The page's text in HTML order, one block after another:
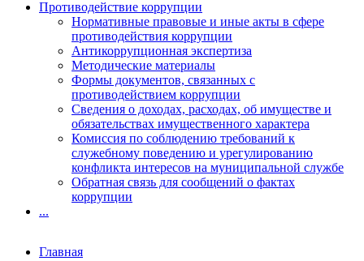
Противодействие коррупции
Нормативные правовые и иные акты в сфере
противодействия коррупции
Антикоррупционная экспертиза
Методические материалы
Формы документов, связанных с
противодействием коррупции
Сведения о доходах, расходах, об имуществе и
обязательствах имущественного характера
Комиссия по соблюдению требований к
служебному поведению и урегулированию
конфликта интересов на муниципальной службе
Обратная связь для сообщений о фактах
коррупции
...
Главная